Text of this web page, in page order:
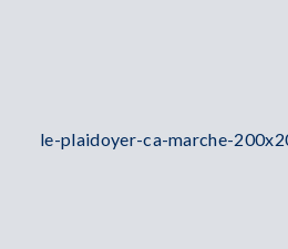
le-plaidoyer-ca-marche-